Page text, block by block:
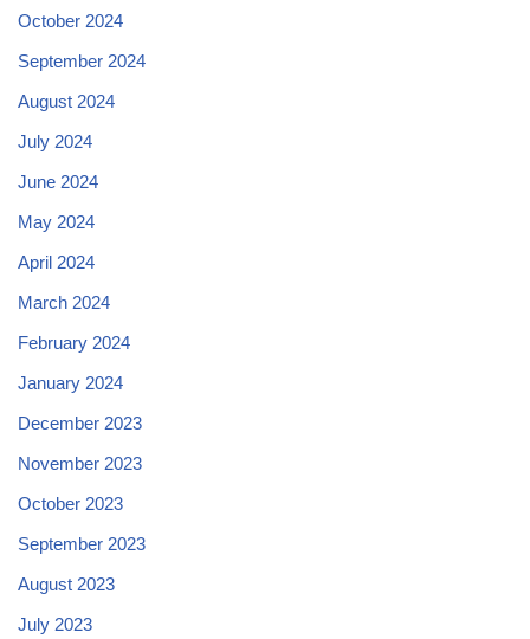
October 2024
September 2024
August 2024
July 2024
June 2024
May 2024
April 2024
March 2024
February 2024
January 2024
December 2023
November 2023
October 2023
September 2023
August 2023
July 2023